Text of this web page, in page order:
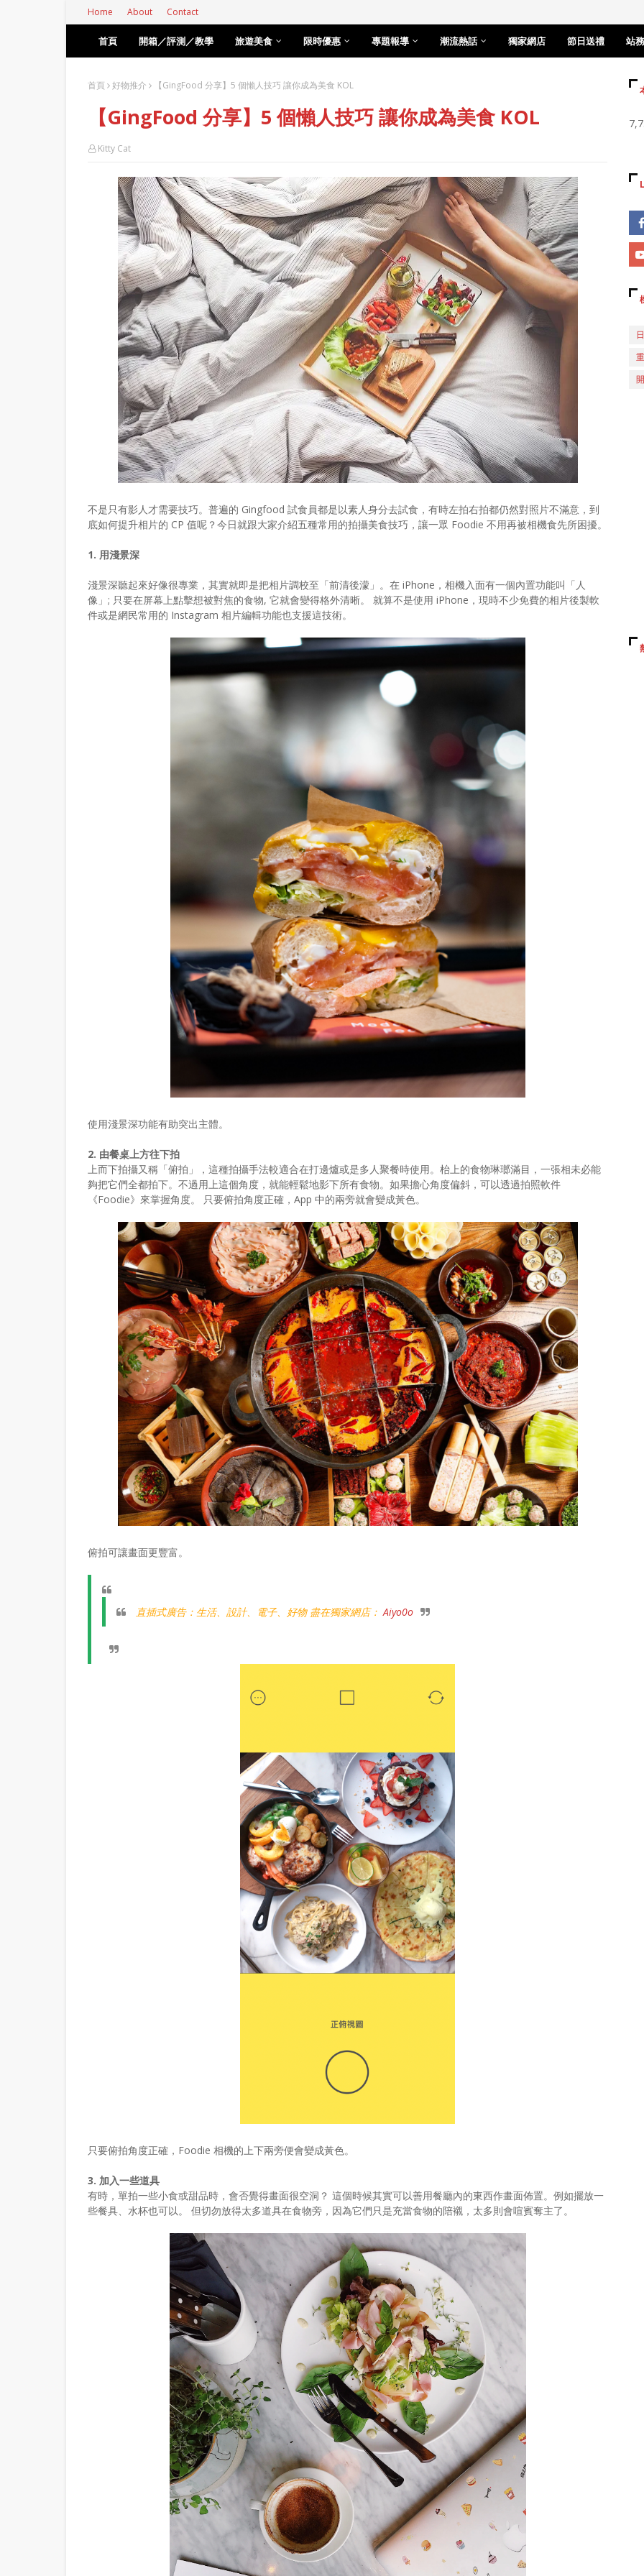
Home About Contact
首頁 開箱／評測／教學 旅遊美食 限時優惠 專題報導 潮流熱話 獨家網店 節日送禮 站
首頁 好物推介 【GingFood 分享】5 個懶人技巧 讓你成為美食 KOL
【GingFood 分享】5 個懶人技巧 讓你成為美食 KOL
Kitty Cat
不是只有影人才需要技巧。普遍的 Gingfood 試食員都是以素人身分去試食，有時左拍右拍都仍然對照片不滿意，到
底如何提升相片的 CP 值呢？今日就跟大家介紹五種常用的拍攝美食技巧，讓一眾 Foodie 不用再被相機食先所困擾。
1. 用淺景深
淺景深聽起來好像很專業，其實就即是把相片調校至「前清後濛」。在 iPhone，相機入面有一個內置功能叫「人
像」; 只要在屏幕上點擊想被對焦的食物, 它就會變得格外清晰。 就算不是使用 iPhone，現時不少免費的相片後製軟
件或是網民常用的 Instagram 相片編輯功能也支援這技術。
使用淺景深功能有助突出主體。
2. 由餐桌上方往下拍
上而下拍攝又稱「俯拍」，這種拍攝手法較適合在打邊爐或是多人聚餐時使用。枱上的食物琳瑯滿目，一張相未必能
夠把它們全都拍下。不過用上這個角度，就能輕鬆地影下所有食物。如果擔心角度偏斜，可以透過拍照軟件
《Foodie》來掌握角度。 只要俯拍角度正確，App 中的兩旁就會變成黃色。
俯拍可讓畫面更豐富。
直插式廣告：生活、設計、電子、好物 盡在獨家網店：Aiyo0o
只要俯拍角度正確，Foodie 相機的上下兩旁便會變成黃色。
3. 加入一些道具
有時，單拍一些小食或甜品時，會否覺得畫面很空洞？ 這個時候其實可以善用餐廳內的東西作畫面佈置。例如擺放一
些餐具、水杯也可以。 但切勿放得太多道具在食物旁，因為它們只是充當食物的陪襯，太多則會喧賓奪主了。